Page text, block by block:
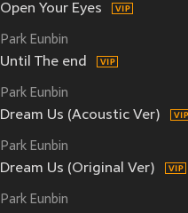
Open Your Eyes
Park Eunbin
Until The end
Park Eunbin
Dream Us (Acoustic Ver)
Park Eunbin
Dream Us (Original Ver)
Park Eunbin